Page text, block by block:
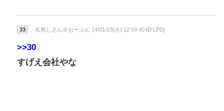
33 ： 名無しさん＠おーぷん 24/01/23(火) 12:59:40 ID:LPDj
>>30
すげえ会社やな